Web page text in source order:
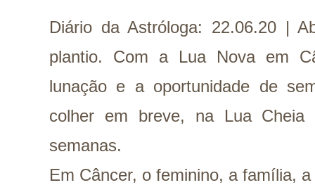
Diário da Astróloga: 22.06.20 |
plantio. Com a Lua Nova em
lunação e a oportunidade de
colher em breve, na Lua Cheia
semanas.
Em Câncer, o feminino, a família,